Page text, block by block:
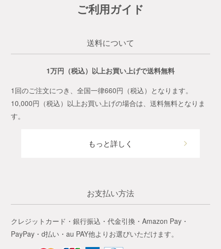
ご利用ガイド
送料について
1万円（税込）以上お買い上げで送料無料
1回のご注文につき、全国一律660円（税込）となります。
10,000円（税込）以上お買い上げの場合は、送料無料となりま
す。
もっと詳しく
お支払い方法
クレジットカード・銀行振込・代金引換・Amazon Pay・
PayPay・d払い・au PAY他よりお選びいただけます。